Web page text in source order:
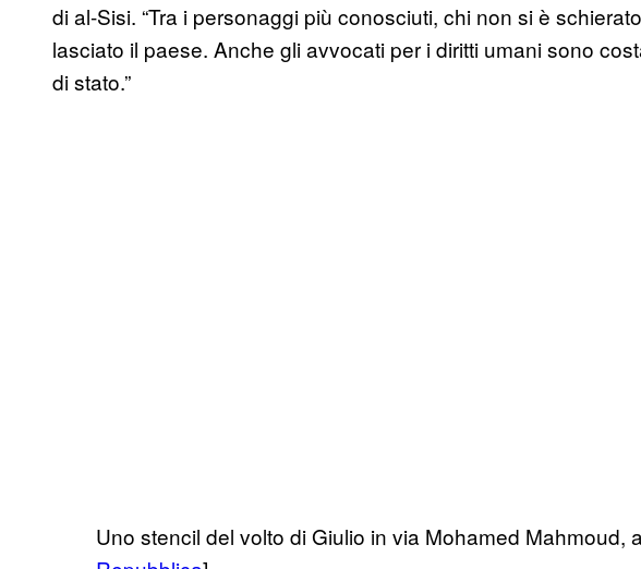
di al-Sisi. “Tra i personaggi più conosciuti, chi non si è
lasciato il paese. Anche gli avvocati per i diritti umani sono
di stato.”
Uno stencil del volto di Giulio in via Mohamed Mahmoud,